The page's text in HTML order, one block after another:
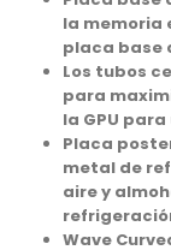
la memoria
placa base
Los tubos
para
la GPU
Placa
metal de
aire y
Wave